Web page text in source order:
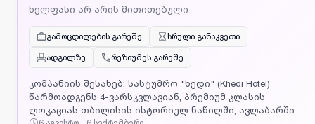
აუცილებელია მიუთითოთ რომელ ვაკანსიაზე აგზავნით
ხელფასი არ არის მითითებული
გამოცდილების გარეშე
სრული განაკვეთი
ადგილზე
რეზიუმეს გარეშე
კომპანიის შესახებ: სასტუმრო "ხედი" (Khedi Hotel)
წარმოადგენს 4-ვარსკვლავიან, პრემიუმ კლასის
ლოკაციას თბილისის ისტორიულ ნაწილში, ავლაბარში.